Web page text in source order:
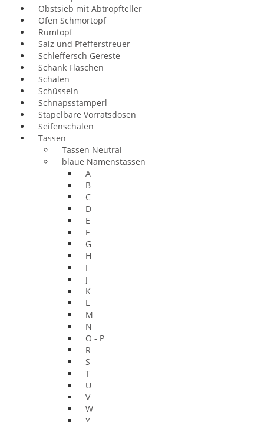
Obstsieb mit Abtropfteller
Ofen Schmortopf
Rumtopf
Salz und Pfefferstreuer
Schleffersch Gereste
Schank Flaschen
Schalen
Schüsseln
Schnapsstamperl
Stapelbare Vorratsdosen
Seifenschalen
Tassen
Tassen Neutral
blaue Namenstassen
A
B
C
D
E
F
G
H
I
J
K
L
M
N
O - P
R
S
T
U
V
W